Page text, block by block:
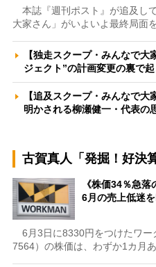
本誌『週刊ポスト』が追及し
大家さん」がいよいよ最終局面
【独走スクープ・みんなで
ジェクト”の計画変更の裏で
【追及スクープ・みんなで
明かされる柳瀬健一・代表の
古賀真人「発掘！好決
《株価34％急
6月の売上低迷
6月3日に8330円をつけたワー
7564）の株価は、わずか1カ月